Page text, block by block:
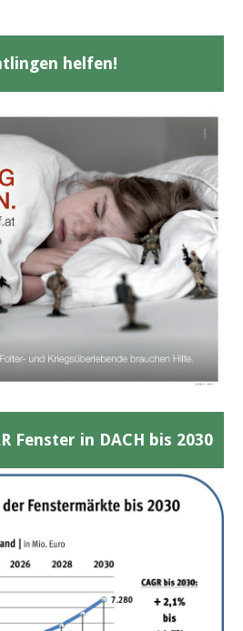
helfen!
Fenster in DACH bis 2030